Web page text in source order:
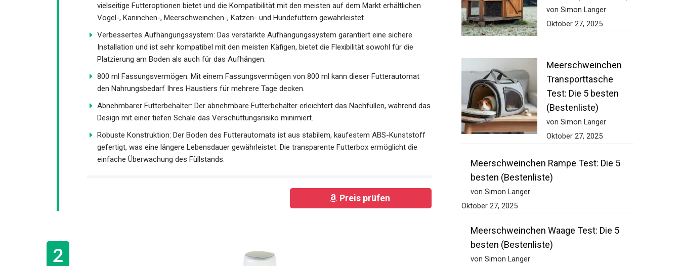
vielseitige Futteroptionen bietet und die Kompatibilität mit den meisten auf dem Markt erhältlichen
Vogel-, Kaninchen-, Meerschweinchen-, Katzen- und Hundefuttern gewährleistet.
Verbessertes Aufhängungssystem: Das verstärkte Aufhängungssystem garantiert eine sichere
Installation und ist sehr kompatibel mit den meisten Käfigen, bietet die Flexibilität sowohl für die
Platzierung am Boden als auch für das Aufhängen.
800 ml Fassungsvermögen: Mit einem Fassungsvermögen von 800 ml kann dieser Futterautomat
den Nahrungsbedarf Ihres Haustiers für mehrere Tage decken.
Abnehmbarer Futterbehälter: Der abnehmbare Futterbehälter erleichtert das Nachfüllen, während das
Design mit einer tiefen Schale das Verschüttungsrisiko minimiert.
Robuste Konstruktion: Der Boden des Futterautomats ist aus stabilem, kaufestem ABS-Kunststoff
gefertigt, was eine längere Lebensdauer gewährleistet. Die transparente Futterbox ermöglicht die
einfache Überwachung des Füllstands.
Preis prüfen
von Simon Langer
Oktober 27, 2025
Meerschweinchen
Transporttasche
Test: Die 5 besten
(Bestenliste)
von Simon Langer
Oktober 27, 2025
Meerschweinchen Rampe Test: Die 5
besten (Bestenliste)
von Simon Langer
Oktober 27, 2025
Meerschweinchen Waage Test: Die 5
besten (Bestenliste)
von Simon Langer